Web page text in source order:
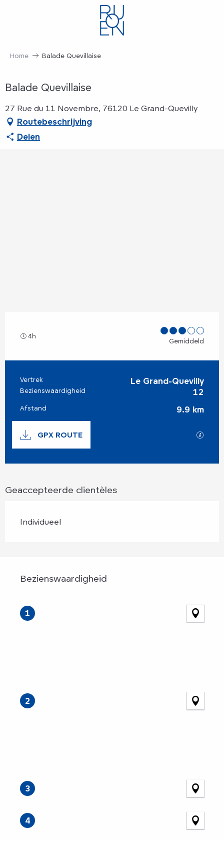
Home Balade Quevillaise
Balade Quevillaise
27 Rue du 11 Novembre, 76120 Le Grand-Quevilly
Routebeschrijving
Delen
4h
Gemiddeld
Praktische informatie
Vertrek Le Grand-Quevilly
Bezienswaardigheid 12
Afstand 9.9 km
Documentatie
GPX ROUTE Met
Geaccepteerde clientèles
Individueel
Bezienswaardigheid
1
2
3
4